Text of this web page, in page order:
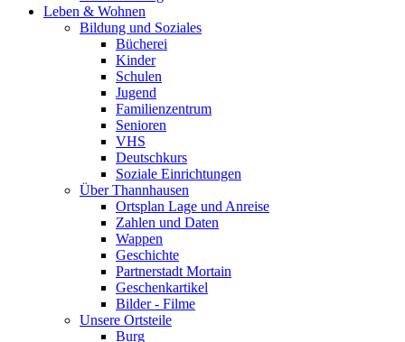
Leben & Wohnen
Bildung und Soziales
Bücherei
Kinder
Schulen
Jugend
Familienzentrum
Senioren
VHS
Deutschkurs
Soziale Einrichtungen
Über Thannhausen
Ortsplan Lage und Anreise
Zahlen und Daten
Wappen
Geschichte
Partnerstadt Mortain
Geschenkartikel
Bilder - Filme
Unsere Ortsteile
Burg